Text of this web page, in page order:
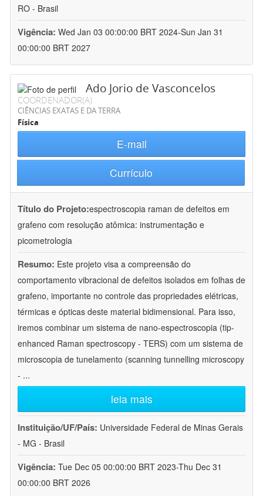
RO - Brasil
Vigência: Wed Jan 03 00:00:00 BRT 2024-Sun Jan 31
00:00:00 BRT 2027
Ado Jorio de Vasconcelos
COORDENADOR(A)
CIÊNCIAS EXATAS E DA TERRA
Física
E-mail
Currículo
Título do Projeto:espectroscopia raman de defeitos em
grafeno com resolução atômica: instrumentação e
picometrologia
Resumo: Este projeto visa a compreensão do
comportamento vibracional de defeitos isolados em folhas de
grafeno, importante no controle das propriedades elétricas,
térmicas e ópticas deste material bidimensional. Para isso,
iremos combinar um sistema de nano-espectroscopia (tip-
enhanced Raman spectroscopy - TERS) com um sistema de
microscopia de tunelamento (scanning tunnelling microscopy
- ...
leia mais
Instituição/UF/País: Universidade Federal de Minas Gerais
- MG - Brasil
Vigência: Tue Dec 05 00:00:00 BRT 2023-Thu Dec 31
00:00:00 BRT 2026